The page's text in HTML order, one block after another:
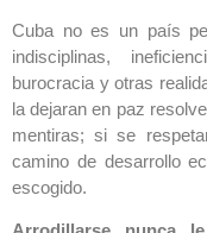
Cuba no es un país
indisciplinas,
burocracia y otras
la dejaran en paz
mentiras; si se
camino de desarrollo
escogido.